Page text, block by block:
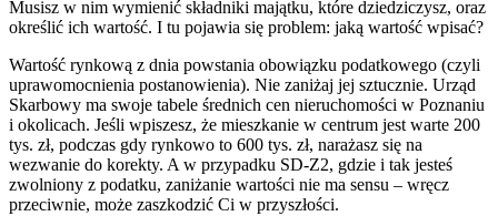
Musisz w nim wymienić składniki majątku, które dziedziczysz, oraz
określić ich wartość. I tu pojawia się problem: jaką wartość wpisać?
Wartość rynkową z dnia powstania obowiązku podatkowego (czyli
uprawomocnienia postanowienia). Nie zaniżaj jej sztucznie. Urząd
Skarbowy ma swoje tabele średnich cen nieruchomości w Poznaniu
i okolicach. Jeśli wpiszesz, że mieszkanie w centrum jest warte 200
tys. zł, podczas gdy rynkowo to 600 tys. zł, narażasz się na
wezwanie do korekty. A w przypadku SD-Z2, gdzie i tak jesteś
zwolniony z podatku, zaniżanie wartości nie ma sensu – wręcz
przeciwnie, może zaszkodzić Ci w przyszłości.